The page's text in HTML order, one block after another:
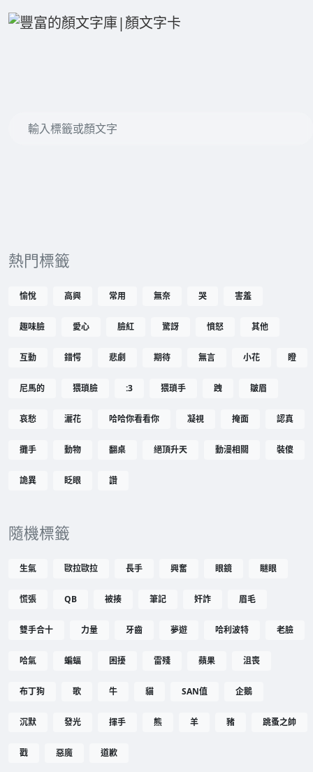
熱門標籤
愉悅 高興 常用 無奈 哭 害羞
趣味臉 愛心 臉紅 驚訝 憤怒 其他
互動 錯愕 悲劇 期待 無言 小花 瞪
尼馬的 猥瑣臉 :3 猥瑣手 跩 皺眉
哀愁 灑花 哈哈你看看你 凝視 掩面 認真
攤手 動物 翻桌 絕頂升天 動漫相關 裝傻
詭異 眨眼 讚
隨機標籤
生氣 歐拉歐拉 長手 興奮 眼鏡 瞇眼
慌張 QB 被揍 筆記 奸詐 眉毛
雙手合十 力量 牙齒 夢遊 哈利波特 老臉
哈氣 蝙蝠 困擾 雷殘 蘋果 沮喪
布丁狗 歌 牛 貓 SAN值 企鵝
沉默 發光 揮手 熊 羊 豬 跳蚤之帥
戳 惡魔 道歉